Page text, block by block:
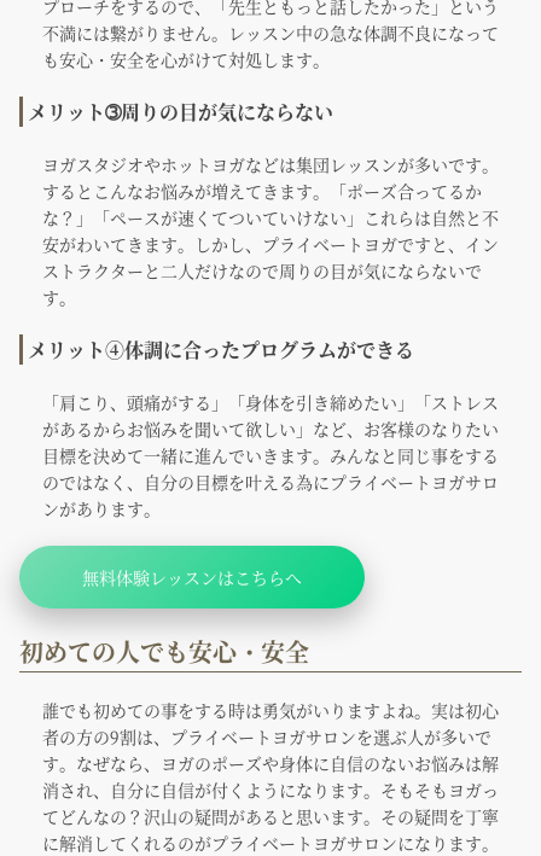
プローチをするので、「先生ともっと話したかった」という
不満には繋がりません。レッスン中の急な体調不良になって
も安心・安全を心がけて対処します。
メリット➂周りの目が気にならない
ヨガスタジオやホットヨガなどは集団レッスンが多いです。
するとこんなお悩みが増えてきます。「ポーズ合ってるか
な？」「ペースが速くてついていけない」これらは自然と不
安がわいてきます。しかし、プライベートヨガですと、イン
ストラクターと二人だけなので周りの目が気にならないで
す。
メリット④体調に合ったプログラムができる
「肩こり、頭痛がする」「身体を引き締めたい」「ストレス
があるからお悩みを聞いて欲しい」など、お客様のなりたい
目標を決めて一緒に進んでいきます。みんなと同じ事をする
のではなく、自分の目標を叶える為にプライベートヨガサロ
ンがあります。
無料体験レッスンはこちらへ
初めての人でも安心・安全
誰でも初めての事をする時は勇気がいりますよね。実は初心
者の方の9割は、プライベートヨガサロンを選ぶ人が多いで
す。なぜなら、ヨガのポーズや身体に自信のないお悩みは解
消され、自分に自信が付くようになります。そもそもヨガっ
てどんなの？沢山の疑問があると思います。その疑問を丁寧
に解消してくれるのがプライベートヨガサロンになります。